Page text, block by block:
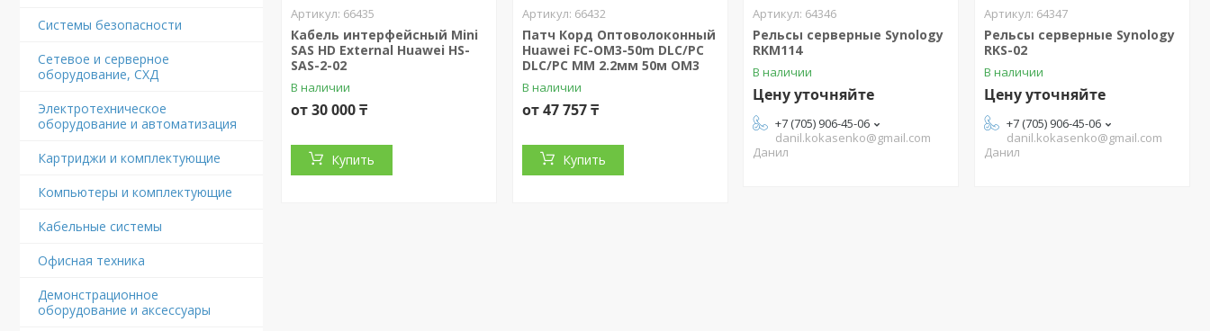
Системы безопасности
Сетевое и серверное
оборудование, СХД
Электротехническое
оборудование и автоматизация
Картриджи и комплектующие
Компьютеры и комплектующие
Кабельные системы
Офисная техника
Демонстрационное
оборудование и аксессуары
66435
Кабель интерфейсный Mini
SAS HD External Huawei HS-
SAS-2-02
В наличии
от 30 000 ₸
Купить
66432
Патч Корд Оптоволоконный
Huawei FC-OM3-50m DLC/PC
DLC/PC MM 2.2мм 50м OM3
В наличии
от 47 757 ₸
Купить
64346
Рельсы серверные Synology
RKM114
В наличии
Цену уточняйте
+7 (705) 906-45-06
danil.kokasenko@gmail.com
Данил
64347
Рельсы серверные Synology
RKS-02
В наличии
Цену уточняйте
+7 (705) 906-45-06
danil.kokasenko@gmail.com
Данил